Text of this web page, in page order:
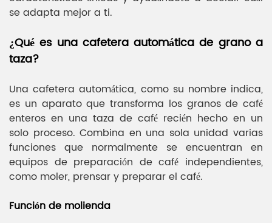
se adapta mejor a ti.
¿Qué es una cafetera automática de grano a
taza?
Una cafetera automática, como su nombre indica,
es un aparato que transforma los granos de café
enteros en una taza de café recién hecho en un
solo proceso. Combina en una sola unidad varias
funciones que normalmente se encuentran en
equipos de preparación de café independientes,
como moler, prensar y preparar el café.
Función de molienda